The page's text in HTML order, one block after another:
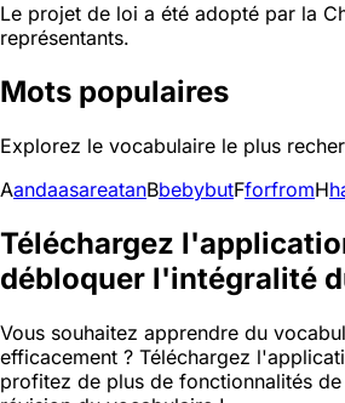
Le projet de loi a été adopté par la
représentants.
Mots populaires
Explorez le vocabulaire le plus
AandaasareatanBbebybutFforfromH
Téléchargez
débloquer l'intégralité
Vous souhaitez apprendre du
efficacement ? Téléchargez
profitez de plus de fonctionnalités